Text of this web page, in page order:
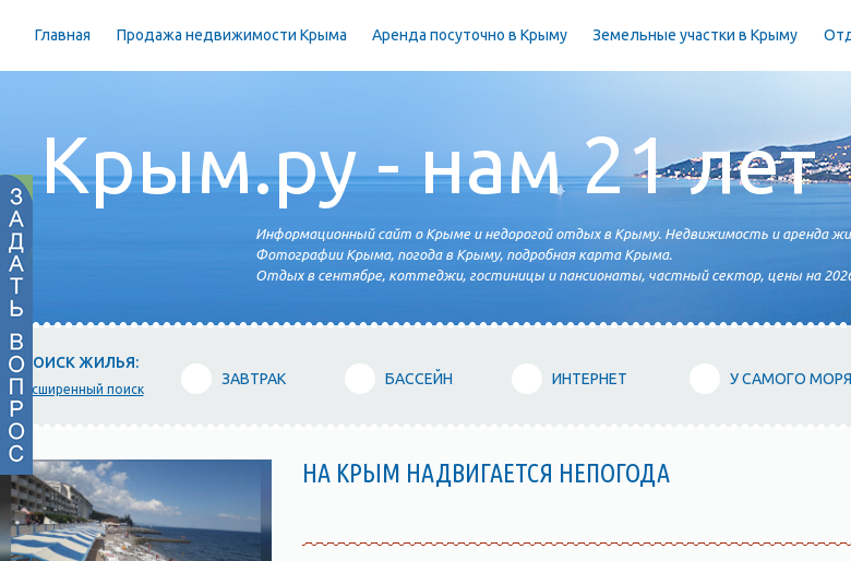
Главная Продажа недвижимости Крыма Аренда посуточно в Крыму Земельные участки в Крыму
Крым.ру - нам 21 лет
Информационный сайт о Крыме и недорогой отдых в Крыму. Недвижимость и аренда
Фотографии Крыма, погода в Крыму, подробная карта Крыма.
Отдых в сентябре, коттеджи, гостиницы и пансионаты, частный сектор, цены на
ПОИСК ЖИЛЬЯ:
расширенный поиск
ЗАВТРАК БАССЕЙН ИНТЕРНЕТ У САМОГО МОРЯ
НА КРЫМ НАДВИГАЕТСЯ НЕПОГОДА